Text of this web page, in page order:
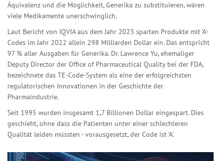
Äquivalenz und die Möglichkeit, Generika zu substituieren, wären
viele Medikamente unerschwinglich.
Laut Bericht von IQVIA aus dem Jahr 2023 sparten Produkte mit 'A'-
Codes im Jahr 2022 allein 298 Milliarden Dollar ein. Das entspricht
97 % aller Ausgaben für Generika. Dr. Lawrence Yu, ehemaliger
Deputy Director der Office of Pharmaceutical Quality bei der FDA,
bezeichnete das TE-Code-System als eine der erfolgreichsten
regulatorischen Innovationen in der Geschichte der
Pharmaindustrie.
Seit 1995 wurden insgesamt 1,7 Billionen Dollar eingespart. Dies
geschieht, ohne dass die Patienten unter einer schlechteren
Qualität leiden müssten - vorausgesetzt, der Code ist 'A'.